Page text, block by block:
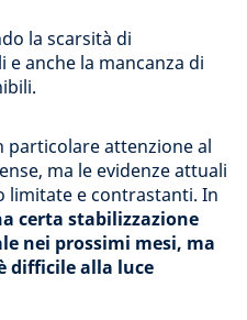
la scarsità di
anche la mancanza di
particolare attenzione al
ma le evidenze attuali
limitate e contrastanti. In
certa stabilizzazione
nei prossimi mesi, ma
difficile alla luce